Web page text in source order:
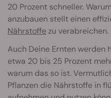
20 Prozent schneller.
anzubauen stellt einen
Nährstoffezu verabreichen.
Auch Deine Ernten werden
etwa 20 bis 25 Prozent
warum das so ist.
Pflanzen die Nährstoffe in